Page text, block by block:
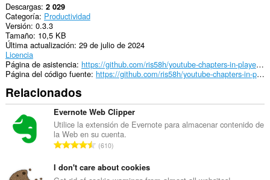
Descargas 2 029
Categoría Productividad
Versión 0.3.3
Tamaño 10,5 KB
Última actualización 29 de julio de 2024
Licencia
Página de asistencia
https://github.com/ris58h/youtube-chapters-in-player/issues
Página del código fuente
https://github.com/ris58h/youtube-chapters-in-player
Relacionados
Evernote Web Clipper
Utilice la extensión de Evernote para almacenar contenido de
la Web en su cuenta.
N
m
610
I don't care about cookies